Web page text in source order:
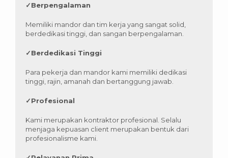
✓Berpengalaman
Memiliki mandor dan tim kerja yang sangat solid,
berdedikasi tinggi, dan sangan berpengalaman.
✓Berdedikasi Tinggi
Para pekerja dan mandor kami memiliki dedikasi
tinggi, rajin, amanah dan bertanggung jawab.
✓Profesional
Kami merupakan kontraktor profesional. Selalu
menjaga kepuasan client merupakan bentuk dari
profesionalisme kami.